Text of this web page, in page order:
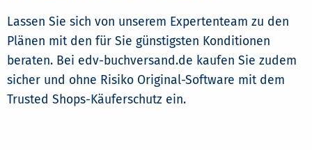
Lassen Sie sich von unserem Expertenteam zu den
Plänen mit den für Sie günstigsten Konditionen
beraten. Bei edv-buchversand.de kaufen Sie zudem
sicher und ohne Risiko Original-Software mit dem
Trusted Shops-Käuferschutz ein.